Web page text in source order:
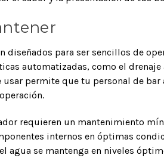
diseñados para ser sencillos de
automatizadas, como el
permite que tu personal de
requieren un mantenimiento
internos en óptimas
agua se mantenga en niveles